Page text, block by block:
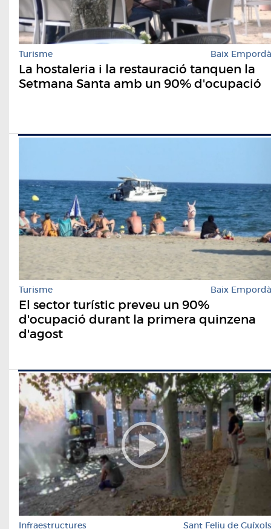
Turisme Baix Empordà
La hostaleria i la restauració tanquen la
Setmana Santa amb un 90% d'ocupació
Turisme Baix Empordà
El sector turístic preveu un 90%
d'ocupació durant la primera quinzena
d'agost
Infraestructures Sant Feliu de Guíxols